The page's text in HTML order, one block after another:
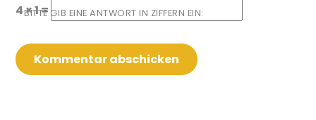
BITTE GIB EINE ANTWORT IN ZIFFERN EIN:
4 × 1 =